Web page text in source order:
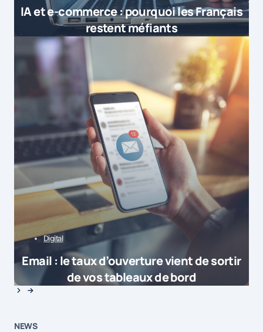
IA et e-commerce : pourquoi les Français
restent méfiants
Digital
Email : le taux d’ouverture vient de sortir
de vos tableaux de bord
NEWS